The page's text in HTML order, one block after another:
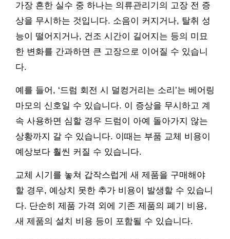
가장 흔한 실수 중 하나는 의류관리기의 고장 전 증
상을 무시하는 것입니다. 소음이 커지거나, 탈취 성
능이 떨어지거나, 건조 시간이 길어지는 등의 미묘
한 변화를 간과하면 큰 고장으로 이어질 수 있습니
다.
예를 들어, ‘드럼 회전 시 덜컹거리는 소리’는 베어링
마모의 신호일 수 있습니다. 이 증상을 무시하고 계
속 사용하면 심할 경우 드럼이 아예 돌아가지 않는
상황까지 갈 수 있습니다. 이때는 부품 교체 비용이
예상보다 훨씬 커질 수 있습니다.
교체 시기를 놓쳐 갑작스럽게 새 제품을 구매해야
할 경우, 예상치 못한 추가 비용이 발생할 수 있습니
다. 단순히 제품 가격 외에 기존 제품의 폐기 비용,
새 제품의 설치 비용 등이 포함될 수 있습니다.